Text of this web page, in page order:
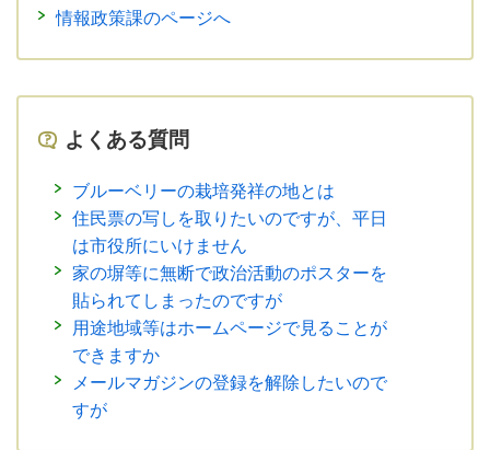
情報政策課のページへ
よくある質問
ブルーベリーの栽培発祥の地とは
住民票の写しを取りたいのですが、平日
は市役所にいけません
家の塀等に無断で政治活動のポスターを
貼られてしまったのですが
用途地域等はホームページで見ることが
できますか
メールマガジンの登録を解除したいので
すが